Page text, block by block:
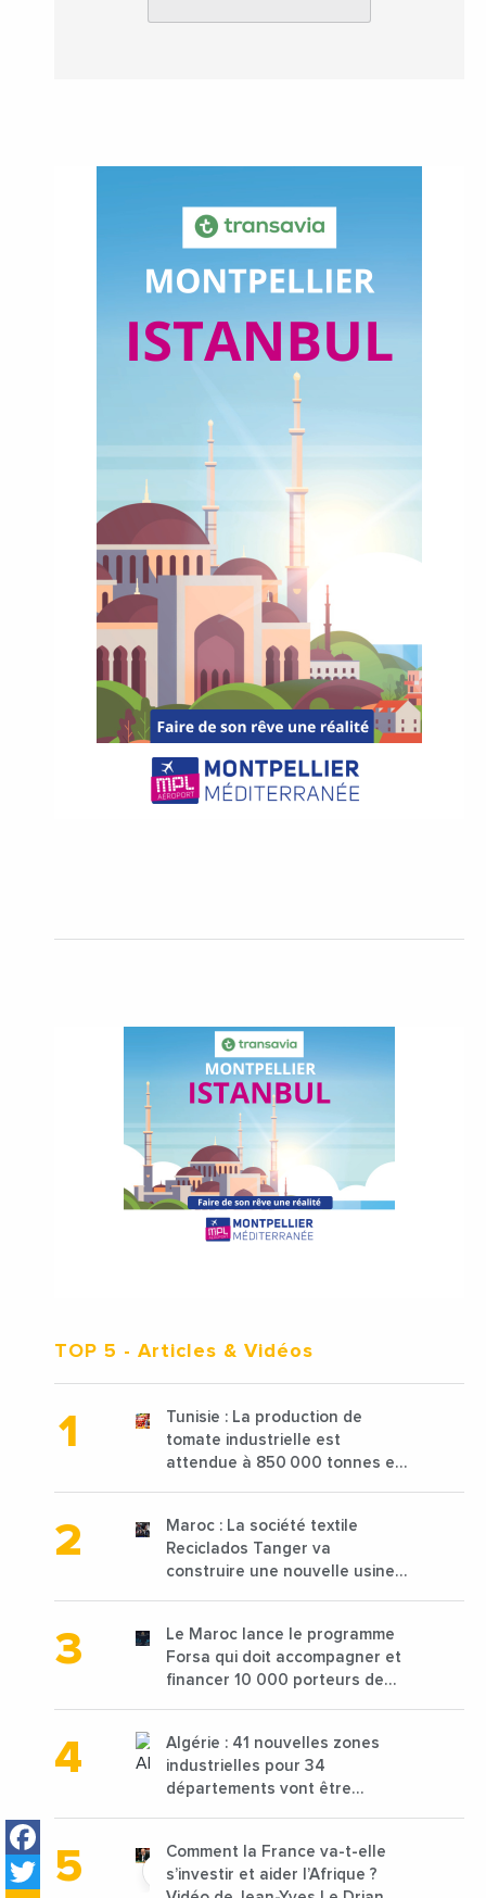
Facebook
Twitter
TOP 5 - Articles & Vidéos
Tunisie : La production de
tomate industrielle est
attendue à 850 000 tonnes en
Maroc : La société textile
Reciclados Tanger va
construire une nouvelle usine
Le Maroc lance le programme
Forsa qui doit accompagner et
financer 10 000 porteurs de
Algérie : 41 nouvelles zones
industrielles pour 34
départements vont être
Comment la France va-t-elle
s’investir et aider l’Afrique ?